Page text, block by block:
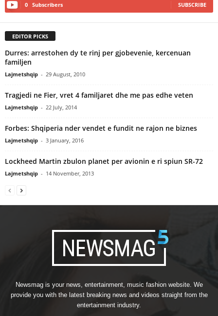
0 Subscribers SUBSCRIBE
EDITOR PICKS
Durres: arrestohen dy te rinj per gjobevenie, kercenuan
familjen
Lajmetshqip - 29 August, 2010
Tragjedi ne Fier, vret 4 familjaret dhe me pas edhe veten
Lajmetshqip - 22 July, 2014
Forbes: Shqiperia nder vendet e fundit ne rajon ne biznes
Lajmetshqip - 3 January, 2016
Lockheed Martin zbulon planet per avionin e ri spiun SR-72
Lajmetshqip - 14 November, 2013
Newsmag is your news, entertainment, music fashion website. We
provide you with the latest breaking news and videos straight from the
entertainment industry.